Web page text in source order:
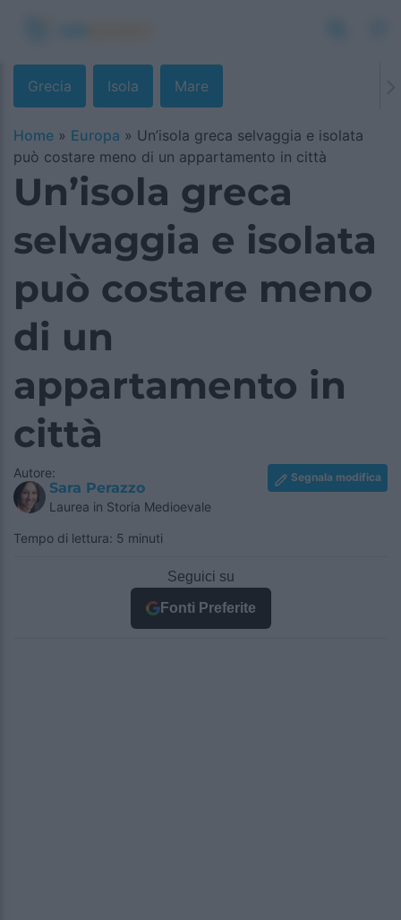
Grecia Isola Mare
Home » Europa » Un’isola greca selvaggia e isolata
può costare meno di un appartamento in città
Un’isola greca
selvaggia e isolata
può costare meno
di un
appartamento in
città
Autore:
Sara Perazzo
Laurea in Storia Medioevale
Segnala modifica
Tempo di lettura: 5 minuti
Seguici su
Fonti Preferite